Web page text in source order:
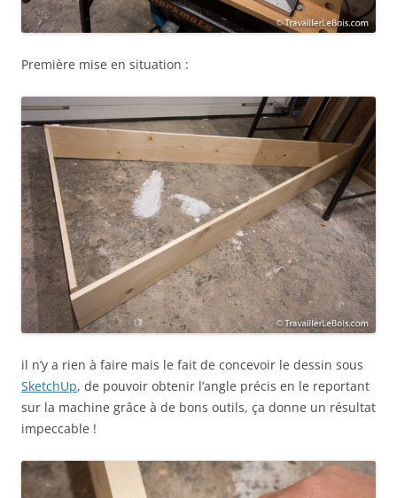
Première mise en situation :
il n’y a rien à faire mais le fait de concevoir le dessin sous
SketchUp, de pouvoir obtenir l’angle précis en le reportant
sur la machine grâce à de bons outils, ça donne un résultat
impeccable !